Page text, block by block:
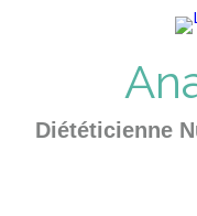
Diététicienne